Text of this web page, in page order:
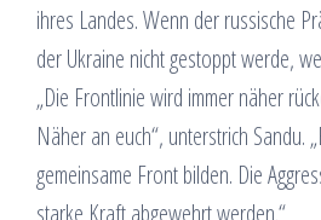
ihres Landes. Wenn der russische
der Ukraine nicht gestoppt werde,
„Die Frontlinie wird immer näher
Näher an euch“, unterstrich Sandu.
gemeinsame Front bilden. Die
starke Kraft abgewehrt werden.“